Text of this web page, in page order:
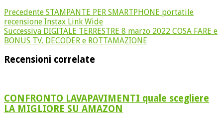
Precedente STAMPANTE PER SMARTPHONE portatile
recensione Instax Link Wide
Successiva DIGITALE TERRESTRE 8 marzo 2022 COSA FARE e
BONUS TV, DECODER e ROTTAMAZIONE
Recensioni correlate
CONFRONTO LAVAPAVIMENTI quale scegliere
LA MIGLIORE SU AMAZON